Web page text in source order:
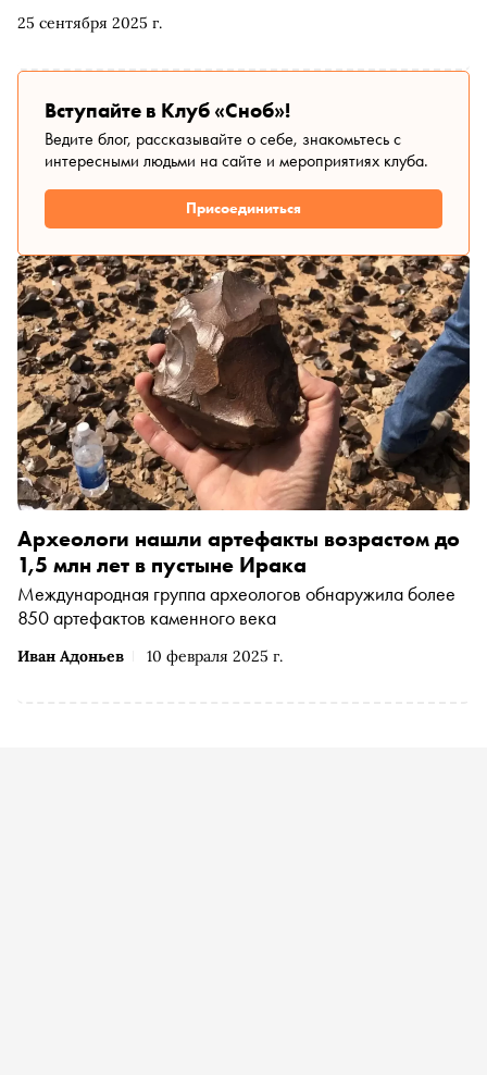
25 сентября 2025 г.
Вступайте в Клуб «Сноб»!
Ведите блог, рассказывайте о себе, знакомьтесь с
интересными людьми на сайте и мероприятиях клуба.
Присоединиться
Иван Адоньев 10 февраля 2025 г.
Археологи нашли артефакты возрастом до
1,5 млн лет в пустыне Ирака
Международная группа археологов обнаружила более
850 артефактов каменного века